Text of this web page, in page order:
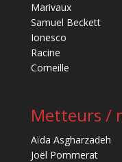
Marivaux
Samuel Beckett
Ionesco
Racine
Corneille
Metteurs /
Aïda Asgharzadeh
Joël Pommerat